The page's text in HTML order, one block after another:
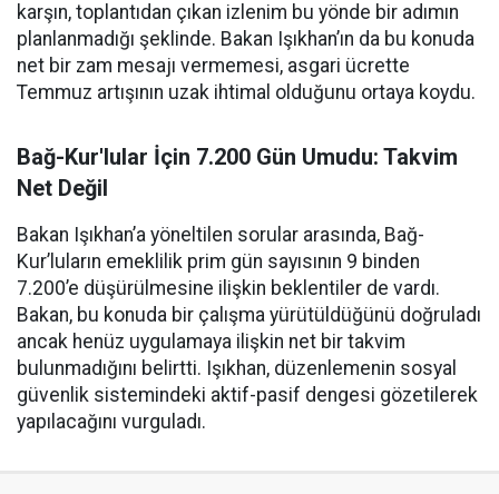
karşın, toplantıdan çıkan izlenim bu yönde bir adımın
planlanmadığı şeklinde. Bakan Işıkhan’ın da bu konuda
net bir zam mesajı vermemesi, asgari ücrette
Temmuz artışının uzak ihtimal olduğunu ortaya koydu.
Bağ-Kur'lular İçin 7.200 Gün Umudu: Takvim
Net Değil
Bakan Işıkhan’a yöneltilen sorular arasında, Bağ-
Kur’luların emeklilik prim gün sayısının 9 binden
7.200’e düşürülmesine ilişkin beklentiler de vardı.
Bakan, bu konuda bir çalışma yürütüldüğünü doğruladı
ancak henüz uygulamaya ilişkin net bir takvim
bulunmadığını belirtti. Işıkhan, düzenlemenin sosyal
güvenlik sistemindeki aktif-pasif dengesi gözetilerek
yapılacağını vurguladı.